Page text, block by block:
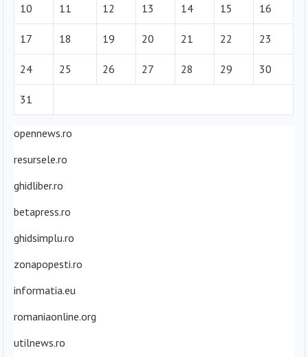
10 11 12 13 14 15 16
17 18 19 20 21 22 23
24 25 26 27 28 29 30
31
opennews.ro
resursele.ro
ghidliber.ro
betapress.ro
ghidsimplu.ro
zonapopesti.ro
informatia.eu
romaniaonline.org
utilnews.ro